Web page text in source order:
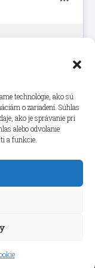
technológie, ako sú
o zariadení. Súhlas
ako je správanie pri
alebo odvolanie
a funkcie.